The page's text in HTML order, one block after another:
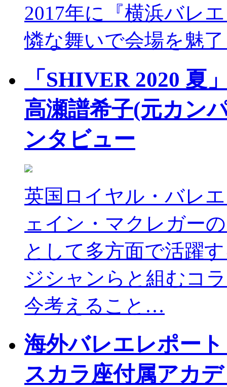
2017年に『横浜バレ
憐な舞いで会場を魅
「SHIVER 2020 夏
高瀬譜希子(元カン
ンタビュー
英国ロイヤル・バレ
ェイン・マクレガー
として多方面で活躍
ジシャンらと組むコ
今考えること…
海外バレエレポー
スカラ座付属アカ